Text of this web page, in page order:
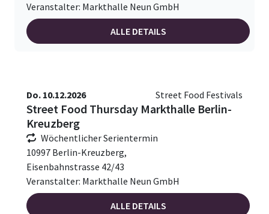
Veranstalter: Markthalle Neun GmbH
ALLE DETAILS
Do. 10.12.2026 Street Food Festivals
Street Food Thursday Markthalle Berlin-
Kreuzberg
Wöchentlicher Serientermin
10997 Berlin-Kreuzberg,
Eisenbahnstrasse 42/43
Veranstalter: Markthalle Neun GmbH
ALLE DETAILS